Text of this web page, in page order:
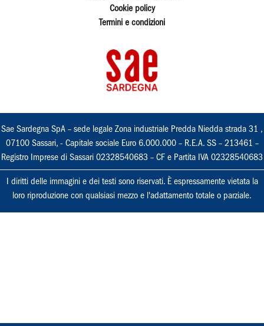
Cookie policy
Termini e condizioni
Sae Sardegna SpA – sede legale Zona industriale Predda Niedda strada 31 ,
07100 Sassari, - Capitale sociale Euro 6.000.000 – R.E.A. SS – 213461 –
Registro Imprese di Sassari 02328540683 – CF e Partita IVA 02328540683
I diritti delle immagini e dei testi sono riservati. È espressamente vietata la
loro riproduzione con qualsiasi mezzo e l'adattamento totale o parziale.